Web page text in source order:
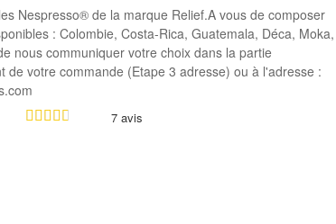
Nespresso® de la marque Relief.A vous de composer
: Colombie, Costa-Rica, Guatemala, Déca, Moka,
nous communiquer votre choix dans la partie
de votre commande (Etape 3 adresse) ou à l'adresse :
7 avis